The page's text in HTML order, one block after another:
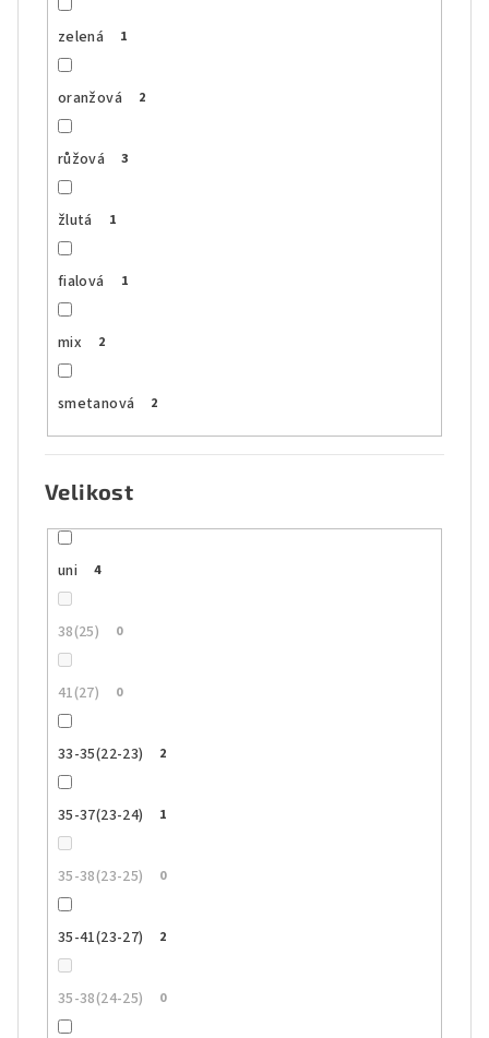
zelená 1
oranžová 2
růžová 3
žlutá 1
fialová 1
mix 2
smetanová 2
Velikost
uni 4
38(25) 0
41(27) 0
33-35(22-23) 2
35-37(23-24) 1
35-38(23-25) 0
35-41(23-27) 2
35-38(24-25) 0